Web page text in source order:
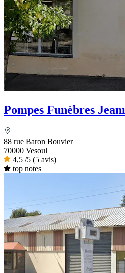
Pompes Funèbres
88 rue Baron Bouvier
70000 Vesoul
4,5 /5 (5 avis)
top notes